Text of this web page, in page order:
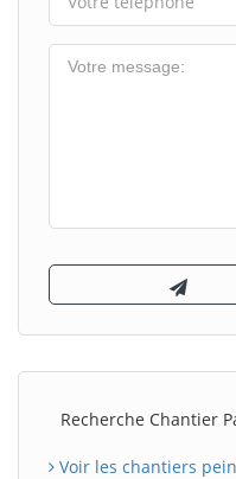
Recherche Chantier
Voir les chantiers